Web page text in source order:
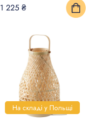
1 225 ₴
На складі у Польщі